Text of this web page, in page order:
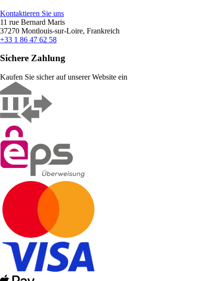
Kontaktieren Sie uns
11 rue Bernard Maris
37270 Montlouis-sur-Loire, Frankreich
+33 1 86 47 62 58
Sichere Zahlung
Kaufen Sie sicher auf unserer Website ein